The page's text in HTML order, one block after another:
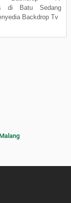
di Batu Sedang
Backdrop Tv